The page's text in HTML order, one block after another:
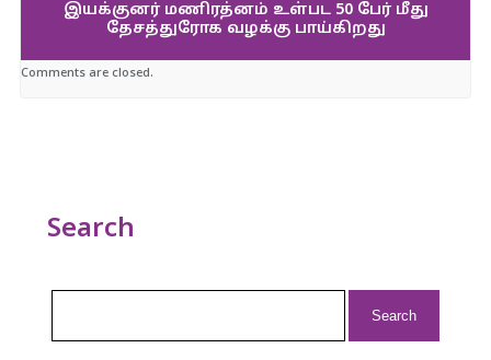
இயக்குனர் மணிரத்னம் உள்பட 50 பேர் மீது
தேசத்துரோக வழக்கு பாய்கிறது
Comments are closed.
Search